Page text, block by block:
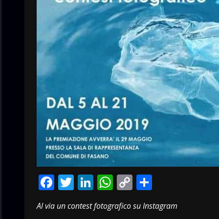
Facebook
Twitter
LinkedIn
WhatsApp
Copy
Link
Al via un contest fotografico su Instagram